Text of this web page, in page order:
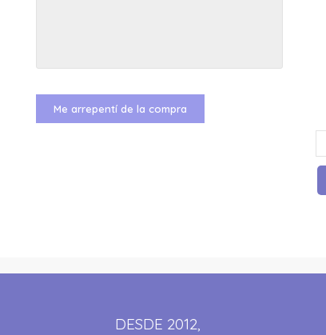
Me arrepentí de la compra
DESDE 2012,